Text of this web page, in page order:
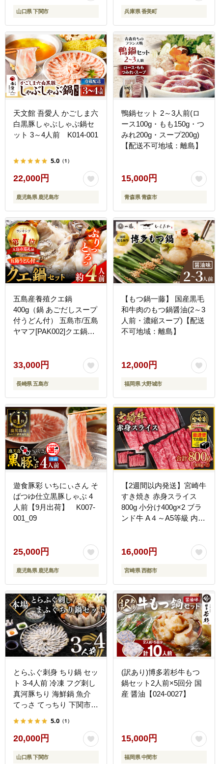
山口県 下関市 兵庫県 香美町
天文館 吾愛人 かごしま六
白黒豚しゃぶしゃぶ鍋セ
ット 3～4人前 K014-001
5.0 （1）
22,000円
鹿児島県 鹿児島市
鴨鍋セット 2～3人前(ロ
ース100g・もも150g・つ
みれ200g・スープ200g)
【配送不可地域：離島】
15,000円
青森県 青森市
五島産養殖クエ鍋
400g（鍋 あごだしスープ
付うどん付） 五島市/五島
ヤマフ[PAK002]クエ鍋冷
プ 鍋 刺身
33,000円
長崎県 五島市
【もつ鍋一藤】 国産黒毛
和牛肉のもつ鍋醤油(2～3
人前・濃縮スープ)【配送
不可地域：離島】
12,000円
福岡県 大野城市
遊食豚彩 いちにぃさん そ
ばつゆ仕立黒豚しゃぶ 4
人前【9月出荷】 K007-
001_09
25,000円
鹿児島県 鹿児島市
【2週間以内発送】宮崎牛
すき焼き 赤身スライス
800g 小分け400g×2 ブラ
ンド牛 A４～A5等級 内閣
16,000円
宮崎県 西都市
とらふぐ刺身 ちり鍋 セッ
ト 3-4人前 冷凍 フグ刺し
真河豚ちり 海鮮鍋 魚介
てっさ てっちり 下関市
5.0 （1）
20,000円
山口県 下関市
(訳あり)博多若杉牛もつ
鍋セット2人前×5回分 国
産 醤油【024-0027】
15,000円
福岡県 中間市